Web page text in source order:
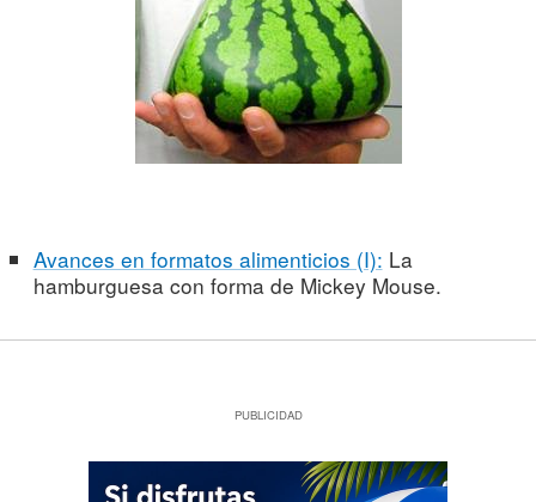
Avances en formatos alimenticios (I): La
hamburguesa con forma de Mickey Mouse.
PUBLICIDAD